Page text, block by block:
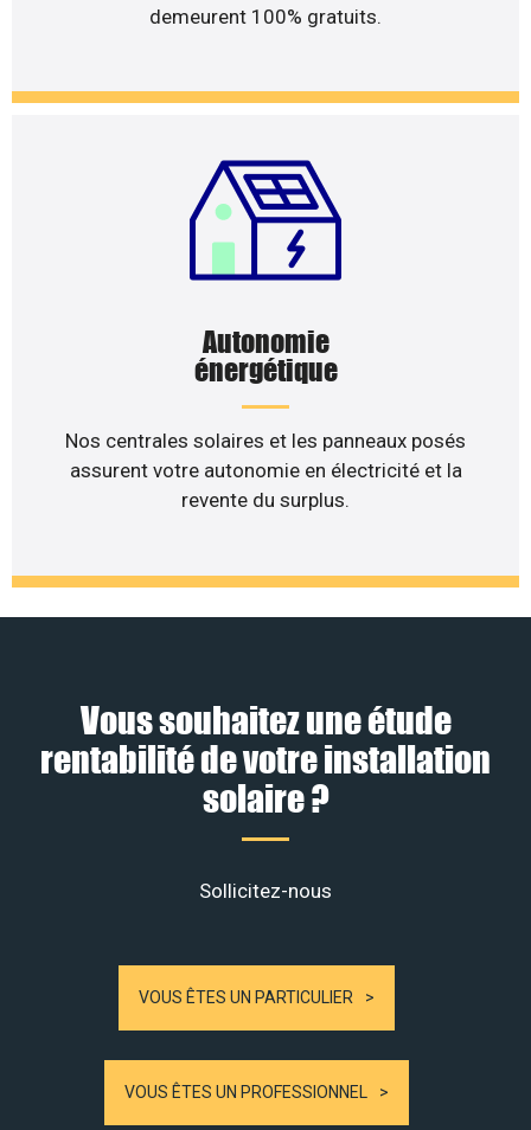
demeurent 100% gratuits.
Autonomie
énergétique
Nos centrales solaires et les panneaux posés
assurent votre autonomie en électricité et la
revente du surplus.
Vous souhaitez une étude
rentabilité de votre installation
solaire ?
Sollicitez-nous
VOUS ÊTES UN PARTICULIER
VOUS ÊTES UN PROFESSIONNEL